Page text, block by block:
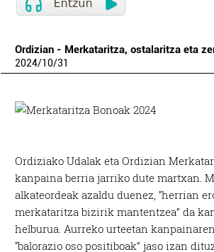
Ordizian - Merkataritza, ostalaritza eta
2024/10/31
Ordiziako Udalak eta Ordizian
kanpaina berria jarriko dute martxan.
alkateordeak azaldu duenez, “herrian
merkataritza bizirik mantentzea” da
helburua. Aurreko urteetan
“balorazio oso positiboak” jaso izan